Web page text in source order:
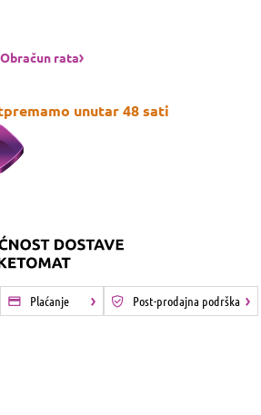
Obračun rata
unutar 48 sati
Plaćanje Post-prodajna podrška